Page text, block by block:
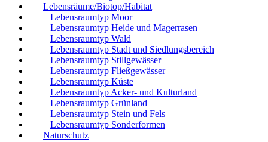
Lebensräume/Biotop/Habitat
Lebensraumtyp Moor
Lebensraumtyp Heide und Magerrasen
Lebensraumtyp Wald
Lebensraumtyp Stadt und Siedlungsbereich
Lebensraumtyp Stillgewässer
Lebensraumtyp Fließgewässer
Lebensraumtyp Küste
Lebensraumtyp Acker- und Kulturland
Lebensraumtyp Grünland
Lebensraumtyp Stein und Fels
Lebensraumtyp Sonderformen
Naturschutz